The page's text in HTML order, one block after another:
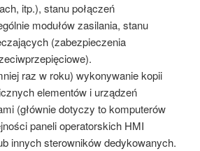
itp.), stanu połączeń
modułów zasilania, stanu
(zabezpieczenia
raz w roku) wykonywanie kopii
elementów i urządzeń
(głównie dotyczy to komputerów
paneli operatorskich HMI
innych sterowników dedykowanych.